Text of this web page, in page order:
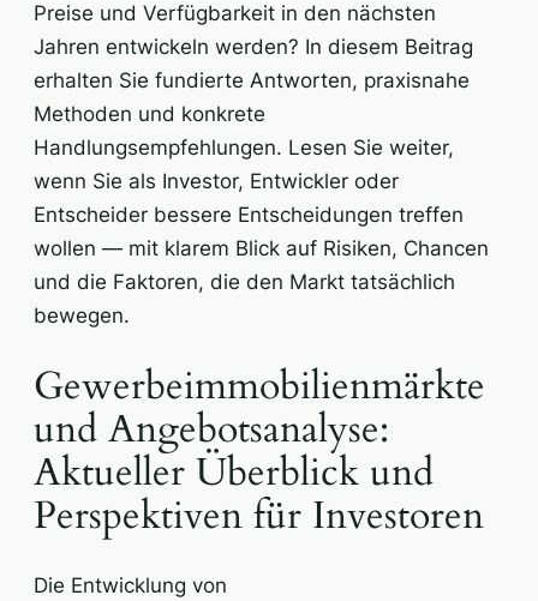
Preise und Verfügbarkeit in den nächsten
Jahren entwickeln werden? In diesem Beitrag
erhalten Sie fundierte Antworten, praxisnahe
Methoden und konkrete
Handlungsempfehlungen. Lesen Sie weiter,
wenn Sie als Investor, Entwickler oder
Entscheider bessere Entscheidungen treffen
wollen — mit klarem Blick auf Risiken, Chancen
und die Faktoren, die den Markt tatsächlich
bewegen.
Gewerbeimmobilienmärkte
und Angebotsanalyse:
Aktueller Überblick und
Perspektiven für Investoren
Die Entwicklung von